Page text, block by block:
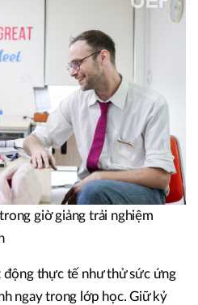
giờ giảng trải nghiệm
động thực tế như thử sức ứng
ngay trong lớp học. Giữ kỷ